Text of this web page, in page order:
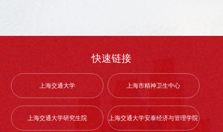
快速链接
上海交通大学 上海市精神卫生中心
上海交通大学研究生院 上海交通大学安泰经济与管理学院